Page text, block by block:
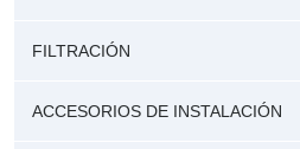
FILTRACIÓN
ACCESORIOS DE INSTALACIÓN